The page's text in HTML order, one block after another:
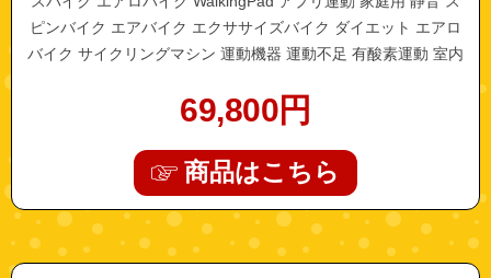
ピンバイク エアバイク エクササイズバイク ダイエット エアロ
バイク サイクリングマシン 運動機器 運動不足 有酸素運動 室内
69,800円
商品はこちら
"remotecontrol"